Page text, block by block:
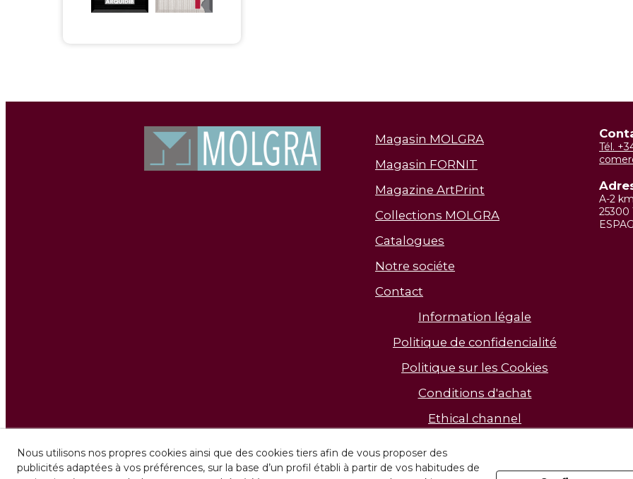
Magasin MOLGRA
Magasin FORNIT
Magazine ArtPrint
Collections MOLGRA
Catalogues
Notre sociéte
Contact
Tél.
A-2
25300
Information légale
Politique de confidencialité
Politique sur les Cookies
Conditions d'achat
Ethical channel
Découvrez nos installations
Nous utilisons nos propres cookies ainsi que des cookies tiers afin de vous proposer des
publicités adaptées à vos préférences, sur la base d’un profil établi à partir de vos habitudes de